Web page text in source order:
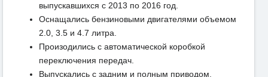
выпускавшихся с 2013 по 2016 год.
Оснащались бензиновыми двигателями объемом
2.0, 3.5 и 4.7 литра.
Произодились с автоматической коробкой
переключения передач.
Выпускались с задним и полным приводом.